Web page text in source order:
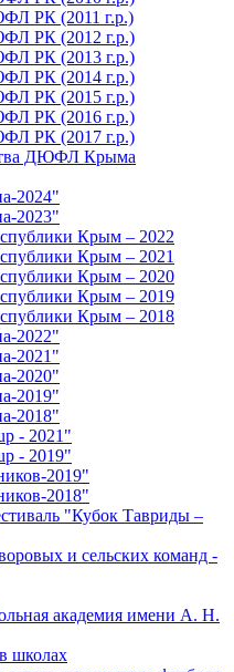
РК (2011 г.р.)
РК (2012 г.р.)
РК (2013 г.р.)
РК (2014 г.р.)
РК (2015 г.р.)
РК (2016 г.р.)
РК (2017 г.р.)
ДЮФЛ Крыма
2024"
2023"
Крым – 2022
Крым – 2021
Крым – 2020
Крым – 2019
Крым – 2018
2022"
2021"
2020"
2019"
2018"
- 2021"
- 2019"
2019"
2018"
"Кубок Тавриды –
и сельских команд -
академия имени А. Н.
школах